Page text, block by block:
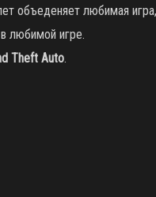
объеденяет любимая игра,
любимой игре.
Theft Auto.